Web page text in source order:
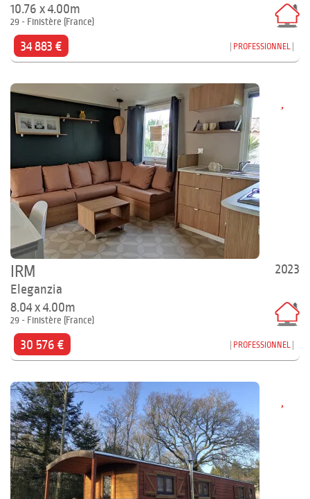
10.76 x 4.00m
29 - Finistère (France)
34 883 € PROFESSIONNEL
2023
IRM
Eleganzia
8.04 x 4.00m
29 - Finistère (France)
30 576 € PROFESSIONNEL